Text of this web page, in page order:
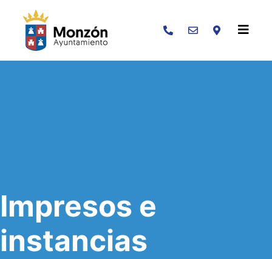
Buscar
Impresos e
instancias